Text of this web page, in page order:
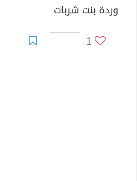
وردة بنت شربات
1